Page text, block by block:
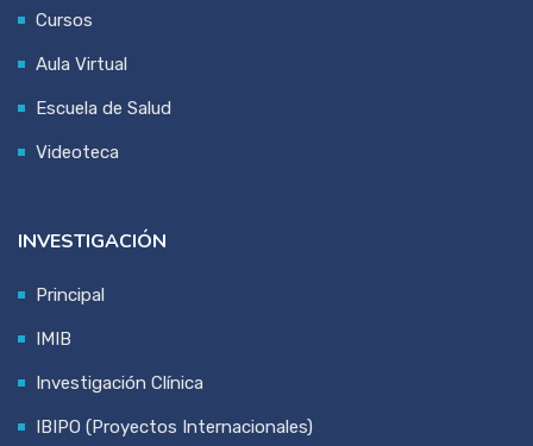
Cursos
Aula Virtual
Escuela de Salud
Videoteca
INVESTIGACIÓN
Principal
IMIB
Investigación Clínica
IBIPO (Proyectos Internacionales)